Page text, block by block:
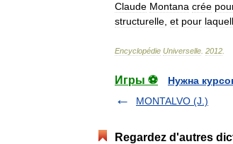
Claude Montana crée
structurelle et pour
Encyclopédie Universelle 2012
Игры ⚽
Нужна
MONTALVO (J.)
Regardez d'autres